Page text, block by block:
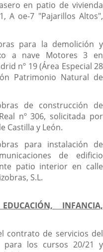
en patio de vivienda
A oe-7 "Pajarillos Altos",
para la demolición y
a nave Motores 3 en
nº 19 (Área Especial 28
Patrimonio Natural de
de construcción de
nº 306, solicitada por
Castilla y León.
para instalación de
de edificio
patio interior en calle
S.L.
INFANCIA,
contrato de servicios del
para los cursos 20/21 y